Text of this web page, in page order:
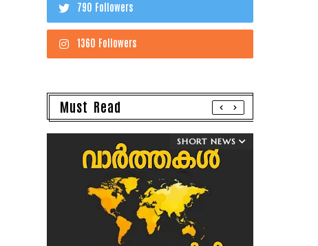
790 Followers
1360 Followers
Must Read
SHORT NEWS